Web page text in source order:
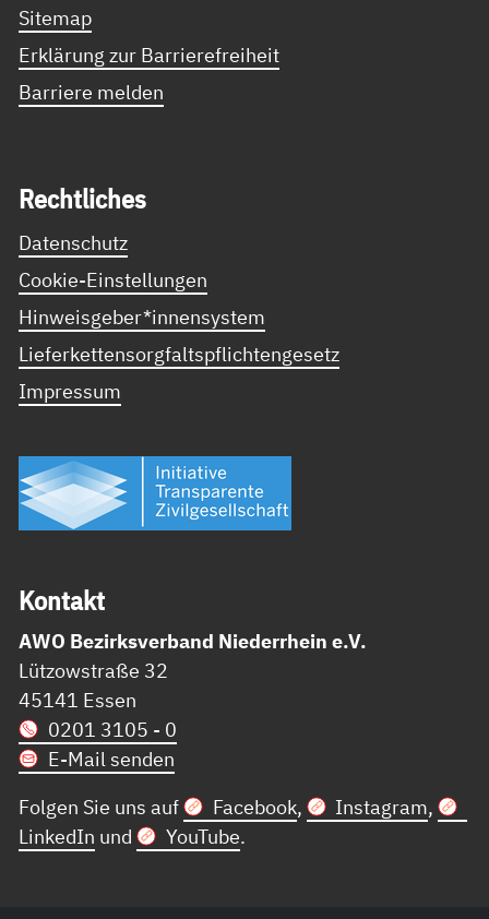
Sitemap
Erklärung zur Barrierefreiheit
Barriere melden
Recht­li­ches
Datenschutz
Cookie-Einstellungen
Hinweisgeber*innensystem
Lieferkettensorgfaltspflichtengesetz
Impressum
Kon­takt
AWO Bezirksverband Niederrhein e.V.
Lützowstraße 32
45141 Essen
0201 3105 - 0
E-Mail senden
Folgen Sie uns auf
Facebook, Instagram,
LinkedIn und YouTube.